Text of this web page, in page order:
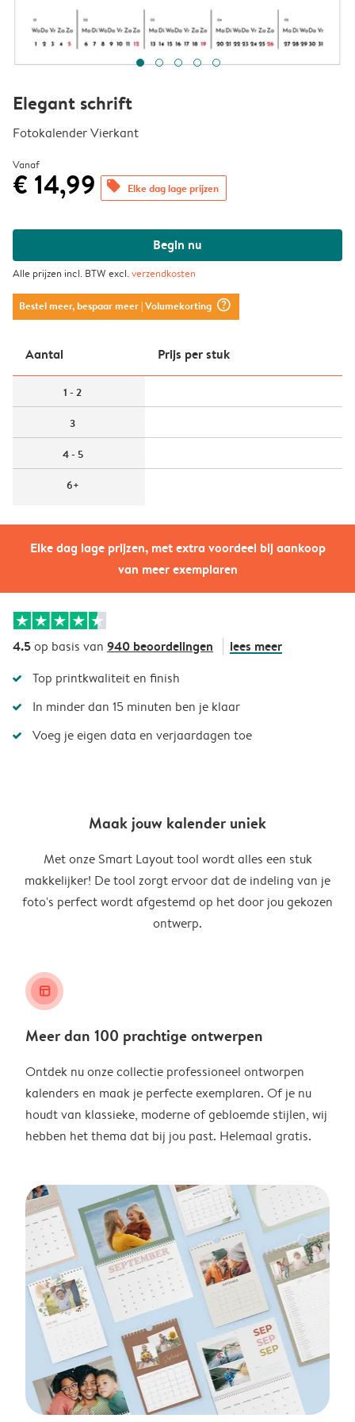
Elke dag lage prijzen, met extra voordeel bij aankoop
van meer exemplaren
Elegant schrift
Fotokalender Vierkant
Vanaf
€ 14,99 offers Elke dag lage prijzen
Begin nu
Alle prijzen incl. BTW excl.verzendkosten
Bestel meer, bespaar meer| Volumekorting question_mark_circle
Aantal Prijs per stuk
1 - 2
3
4 - 5
6+
4.5op basis van 940 beoordelingen lees meer
Top printkwaliteit en finish
In minder dan 15 minuten ben je klaar
Voeg je eigen data en verjaardagen toe
Maak jouw kalender uniek
Met onze Smart Layout tool wordt alles een stuk
makkelijker! De tool zorgt ervoor dat de indeling van je
foto's perfect wordt afgestemd op het door jou gekozen
ontwerp.
layout_alt
Meer dan 100 prachtige ontwerpen
Ontdek nu onze collectie professioneel ontworpen
kalenders en maak je perfecte exemplaren. Of je nu
houdt van klassieke, moderne of gebloemde stijlen, wij
hebben het thema dat bij jou past. Helemaal gratis.